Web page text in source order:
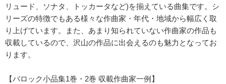
リュード、ソナタ、トッカータなど)を揃えている曲集です。シ
リーズの特徴でもある様々な作曲家・年代・地域から幅広く取
り上げています。また、あまり知られていない作曲家の作品も
収載しているので、沢山の作品に出会えるのも魅力となってお
ります。
【バロック小品集1巻・2巻 収載作曲家一例】